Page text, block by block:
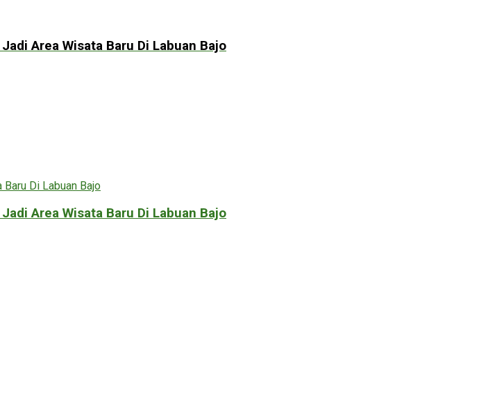
Area Wisata Baru Di Labuan Bajo
Area Wisata Baru Di Labuan Bajo